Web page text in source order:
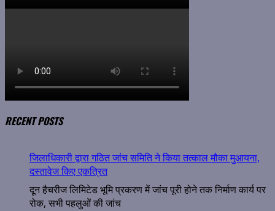
RECENT POSTS
जिलाधिकारी द्वारा गठित जांच समिति ने किया तत्काल मौका मुआयना,
दस्तावेज किए एकत्रित
दून हैचरीज लिमिटेड भूमि प्रकरण में जांच पूरी होने तक निर्माण कार्य पर
रोक, सभी पहलुओं की जांच